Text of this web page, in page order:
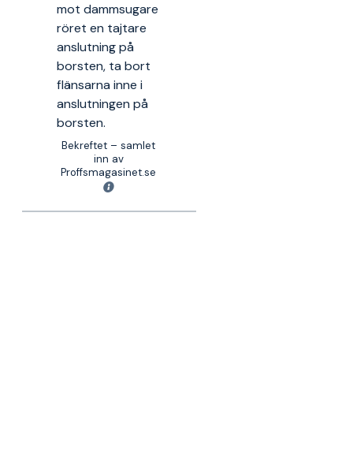
mot dammsugare
röret en tajtare
anslutning på
borsten, ta bort
flänsarna inne i
anslutningen på
borsten.
Bekreftet – samlet
inn av
Proffsmagasinet.se